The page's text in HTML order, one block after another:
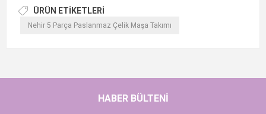
ÜRÜN ETIKETLERI
Nehir 5 Parça Paslanmaz Çelik Maşa Takımı
HABER BÜLTENI